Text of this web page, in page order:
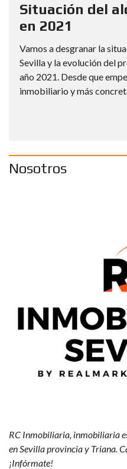
Situación del
en 2021
Vamos a desgranar la
Sevilla y la evolución del
año 2021. Desde que
inmobiliario y más
Nosotros
RC Inmobiliaria, inmobiliaria
en Sevilla provincia y Triana.
¡Infórmate!